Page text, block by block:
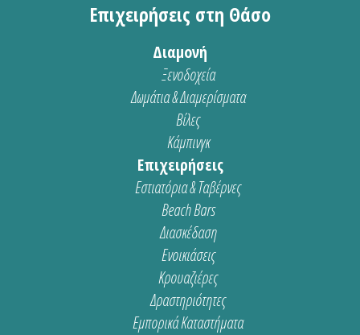
Επιχειρήσεις στη Θάσο
Διαμονή
Ξενοδοχεία
Δωμάτια & Διαμερίσματα
Βίλες
Κάμπινγκ
Επιχειρήσεις
Εστιατόρια & Ταβέρνες
Beach Bars
Διασκέδαση
Ενοικιάσεις
Κρουαζιέρες
Δραστηριότητες
Εμπορικά Καταστήματα